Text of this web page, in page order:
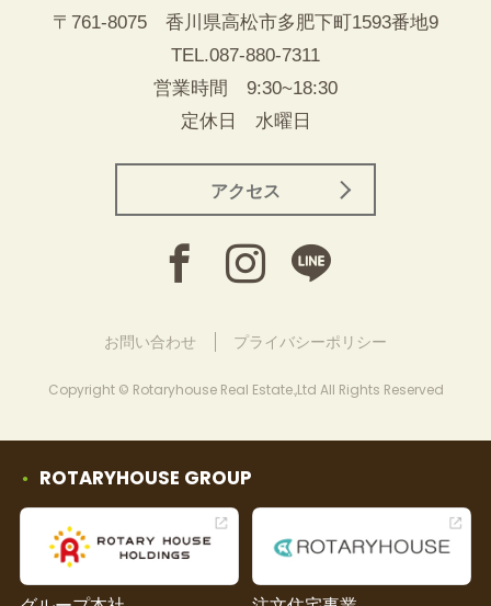
〒761-8075 香川県高松市多肥下町1593番地9
TEL.087-880-7311
営業時間 9:30~18:30
定休日 水曜日
アクセス
お問い合わせ プライバシーポリシー
Copyright © Rotaryhouse Real Estate.,Ltd All Rights Reserved
ROTARYHOUSE GROUP